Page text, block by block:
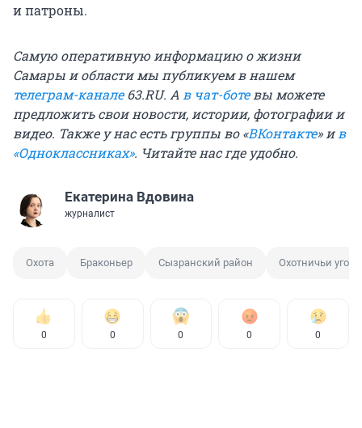
и патроны.
Самую оперативную информацию о жизни
Самары и области мы публикуем в нашем
телеграм-канале63.RU. А в чат-ботевы можете
предложить свои новости, истории, фотографии и
видео. Также у нас есть группы во «ВКонтакте»и в
«Одноклассниках». Читайте нас где удобно.
Екатерина Вдовина
журналист
Охота Браконьер Сызранский район Охотничьи
0 0 0 0 0